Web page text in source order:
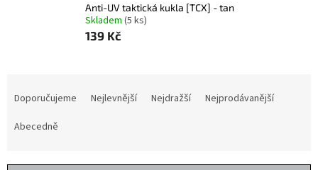
Anti-UV taktická kukla [TCX] - tan
Skladem (5 ks)
139 Kč
Doporučujeme Nejlevnější Nejdražší
Nejprodávanější
Abecedně